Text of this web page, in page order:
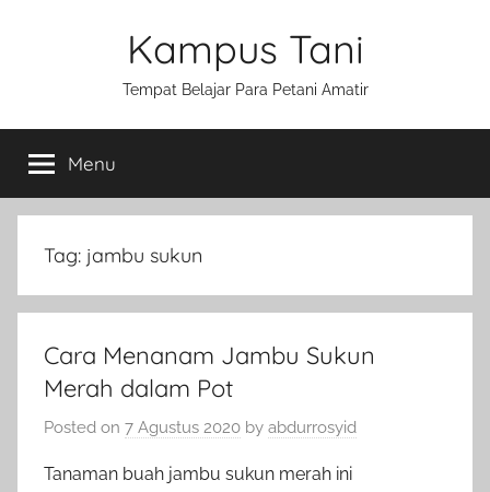
Kampus Tani
Tempat Belajar Para Petani Amatir
Menu
Tag: jambu sukun
Cara Menanam Jambu Sukun
Merah dalam Pot
Posted on 7 Agustus 2020 by abdurrosyid
Tanaman buah jambu sukun merah ini